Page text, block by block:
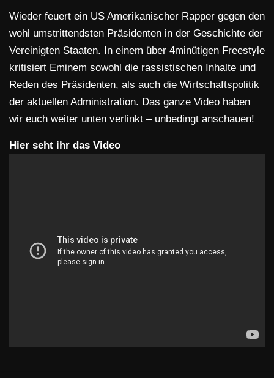
Wieder feuert ein US Amerikanischer Rapper gegen den
wohl umstrittendsten Präsidenten in der Geschichte der
Vereinigten Staaten. In einem über 4minütigen Freestyle
kritisiert Eminem sowohl die rassistischen Inhalte und
Reden des Präsidenten, als auch die Wirtschaftspolitik
der aktuellen Administration. Das ganze Video haben
wir euch weiter unten verlinkt – unbedingt anschauen!
Hier seht ihr das Video